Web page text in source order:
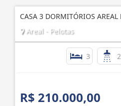
CASA 3 DORMITÓRIOS AREAL
Areal - Pelotas
3 2
R$ 210.000,00